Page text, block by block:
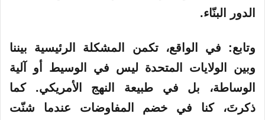
الدور البنّاء.
وتابع: في الواقع، تكمن المشكلة الرئيسية بيننا
وبين الولايات المتحدة ليس في الوسيط أو آلية
الوساطة، بل في طبيعة النهج الأمريكي. كما
ذكرتَ، كنا في خضم المفاوضات عندما شنّت